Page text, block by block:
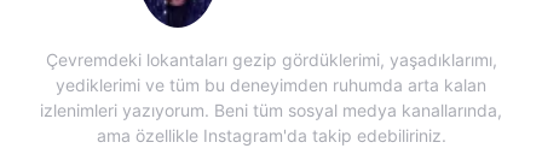
Çevremdeki lokantaları gezip gördüklerimi, yaşadıklarımı,
yediklerimi ve tüm bu deneyimden ruhumda arta kalan
izlenimleri yazıyorum. Beni tüm sosyal medya kanallarında,
ama özellikle Instagram'da takip edebiliriniz.